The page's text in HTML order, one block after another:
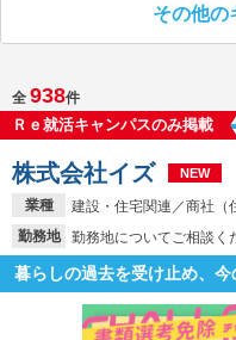
採用情報を探す
イベントを探す
就活ノウハウ・サポ
就活支援
就活ノウハウが満載！
その他の
全 938件
Ｒｅ就活キャンパスのみ掲載
業種
建設・住宅関連／商社（
勤務地
勤務地についてご相談く
株式会社イズ NEW
暮らしの過去を受け止め、今